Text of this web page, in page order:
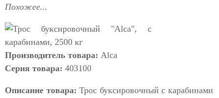
Похожее...
Производитель товара: Alca
Серия товара: 403100
Описание товара: Трос буксировочный с карабинами